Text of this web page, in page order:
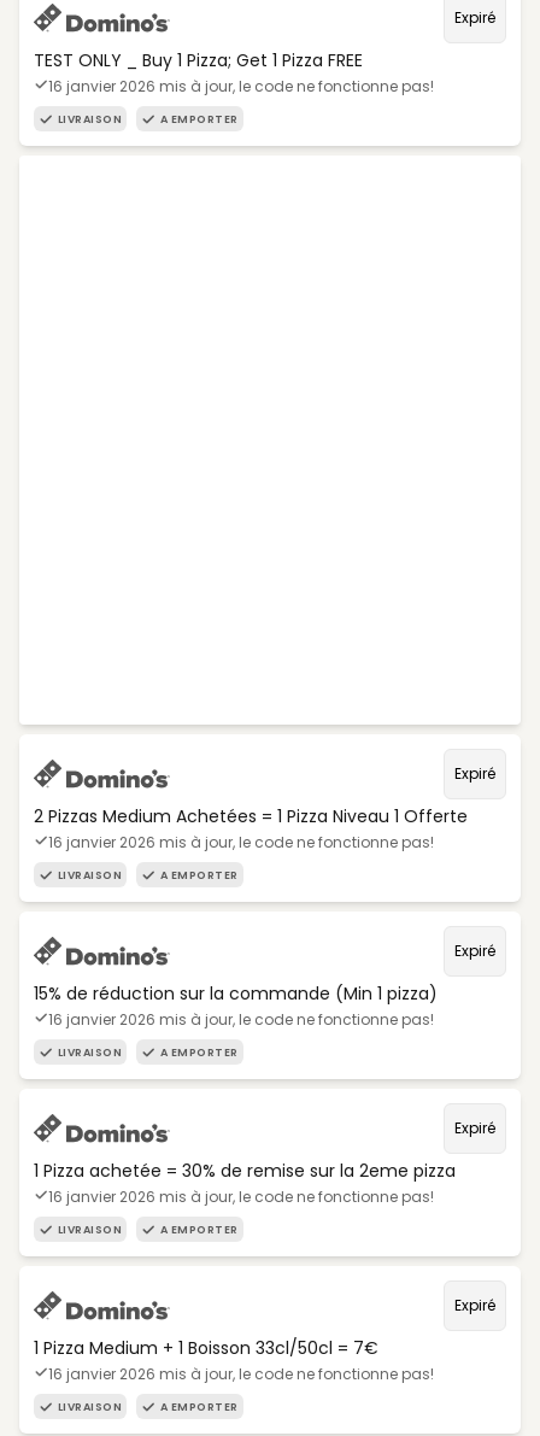
Expiré
TEST ONLY _ Buy 1 Pizza; Get 1 Pizza FREE
16 janvier 2026 mis à jour, le code ne fonctionne pas!
LIVRAISON A EMPORTER
Expiré
2 Pizzas Medium Achetées = 1 Pizza Niveau 1 Offerte
16 janvier 2026 mis à jour, le code ne fonctionne pas!
LIVRAISON A EMPORTER
Expiré
15% de réduction sur la commande (Min 1 pizza)
16 janvier 2026 mis à jour, le code ne fonctionne pas!
LIVRAISON A EMPORTER
Expiré
1 Pizza achetée = 30% de remise sur la 2eme pizza
16 janvier 2026 mis à jour, le code ne fonctionne pas!
LIVRAISON A EMPORTER
Expiré
1 Pizza Medium + 1 Boisson 33cl/50cl = 7€
16 janvier 2026 mis à jour, le code ne fonctionne pas!
LIVRAISON A EMPORTER